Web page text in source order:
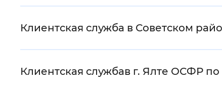
Клиентская служба в Советском
Клиентская службав г. Ялте ОСФР